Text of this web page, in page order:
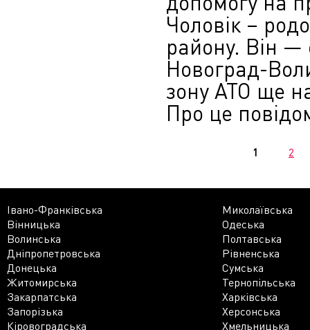
Чоловік –
району. Він —
Новоград-
зону АТО ще
Про це
1 2
Івано-Франківська
Миколаївська
Вінницька
Одеська
Волинська
Полтавська
Дніпропетровська
Рівненська
Донецька
Сумська
Житомирська
Тернопільська
Закарпатська
Харківська
Запорізька
Херсонська
Кіровоградська
Хмельницька